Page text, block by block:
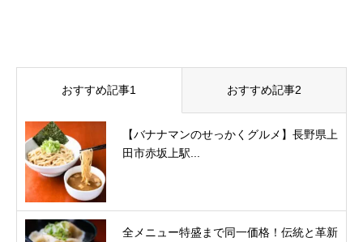
おすすめ記事1 おすすめ記事2
【バナナマンのせっかくグルメ】長野県上
田市赤坂上駅...
全メニュー特盛まで同一価格！伝統と革新